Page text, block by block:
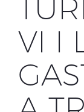
VI I